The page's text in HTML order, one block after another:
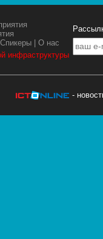
Спикеры |О нас
инфраструктуры
-